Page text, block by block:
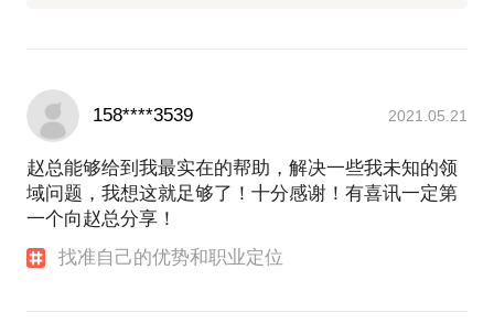
158****3539 2021.05.21
赵总能够给到我最实在的帮助，解决一些我未知的领
域问题，我想这就足够了！十分感谢！有喜讯一定第
一个向赵总分享！
找准自己的优势和职业定位